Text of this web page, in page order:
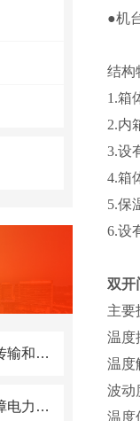
高压无线核相器：革新电力传输和分配的前沿技术
串联谐振耐压试验设备：保障电力设备安全的有效工具
●机
结构
1.箱
2.内
3.设
4.箱
5.保
6.设
双开
主要
温度
温度
波动
温度